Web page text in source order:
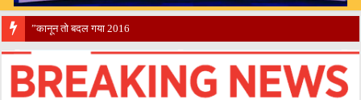
​”कानून तो बदल गया 2016 में, दिव्यांगों के हाल